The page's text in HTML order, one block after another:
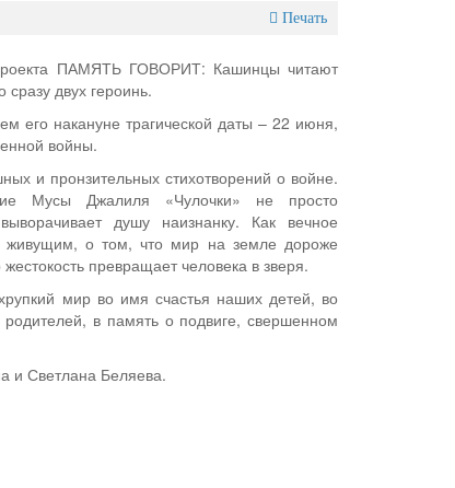
Печать
ПАМЯТЬ ГОВОРИТ: Кашинцы читают
двух героинь.
его накануне трагической даты – 22 июня,
войны.
и пронзительных стихотворений о войне.
Мусы Джалиля «Чулочки» не просто
душу наизнанку. Как вечное
о том, что мир на земле дороже
превращает человека в зверя.
мир во имя счастья наших детей, во
в память о подвиге, свершенном
и Светлана Беляева.